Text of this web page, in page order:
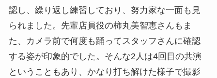
認し、繰り返し練習しており、努力家な一面も見
られました。先輩店員役の柿丸美智恵さんもま
た、カメラ前で何度も踊ってスタッフさんに確認
する姿が印象的でした。そんな2人は4回目の共演
ということもあり、かなり打ち解けた様子で撮影